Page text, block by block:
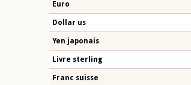
Euro
Dollar us
Yen japonais
Livre sterling
Franc suisse